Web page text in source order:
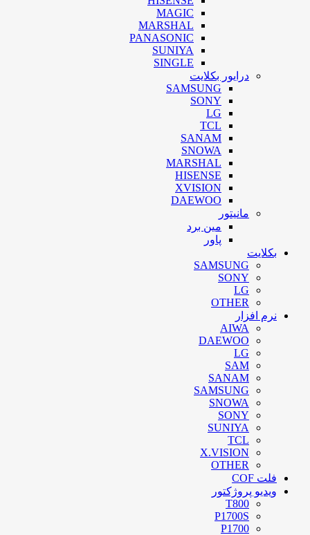
MAGIC
MARSHAL
PANASONIC
SUNIYA
SINGLE
درایور بکلایت
SAMSUNG
SONY
LG
TCL
SANAM
SNOWA
MARSHAL
HISENSE
XVISION
DAEWOO
مانیتور
مین برد
پاور
بکلایت
SAMSUNG
SONY
LG
OTHER
نرم افزار
AIWA
DAEWOO
LG
SAM
SANAM
SAMSUNG
SNOWA
SONY
SUNIYA
TCL
X.VISION
OTHER
فلت COF
ویدیو پروژکتور
T800
P1700S
P1700